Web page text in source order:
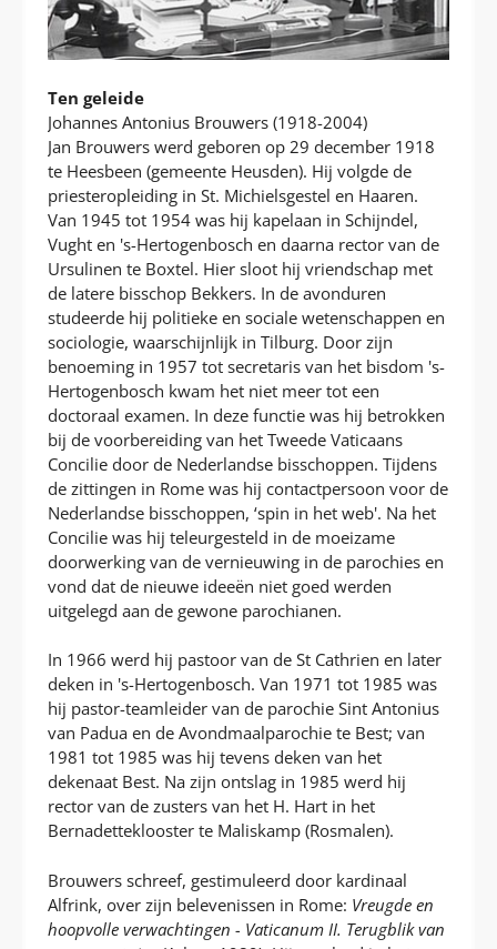
Ten geleide
Johannes Antonius Brouwers (1918-2004)
Jan Brouwers werd geboren op 29 december 1918
te Heesbeen (gemeente Heusden). Hij volgde de
priesteropleiding in St. Michielsgestel en Haaren.
Van 1945 tot 1954 was hij kapelaan in Schijndel,
Vught en 's-Hertogenbosch en daarna rector van de
Ursulinen te Boxtel. Hier sloot hij vriendschap met
de latere bisschop Bekkers. In de avonduren
studeerde hij politieke en sociale wetenschappen en
sociologie, waarschijnlijk in Tilburg. Door zijn
benoeming in 1957 tot secretaris van het bisdom 's-
Hertogenbosch kwam het niet meer tot een
doctoraal examen. In deze functie was hij betrokken
bij de voorbereiding van het Tweede Vaticaans
Concilie door de Nederlandse bisschoppen. Tijdens
de zittingen in Rome was hij contactpersoon voor de
Nederlandse bisschoppen, ‘spin in het web'. Na het
Concilie was hij teleurgesteld in de moeizame
doorwerking van de vernieuwing in de parochies en
vond dat de nieuwe ideeën niet goed werden
uitgelegd aan de gewone parochianen.
In 1966 werd hij pastoor van de St Cathrien en later
deken in 's-Hertogenbosch. Van 1971 tot 1985 was
hij pastor-teamleider van de parochie Sint Antonius
van Padua en de Avondmaalparochie te Best; van
1981 tot 1985 was hij tevens deken van het
dekenaat Best. Na zijn ontslag in 1985 werd hij
rector van de zusters van het H. Hart in het
Bernadetteklooster te Maliskamp (Rosmalen).
Brouwers schreef, gestimuleerd door kardinaal
Alfrink, over zijn belevenissen in Rome: Vreugde en
hoopvolle verwachtingen - Vaticanum II. Terugblik van